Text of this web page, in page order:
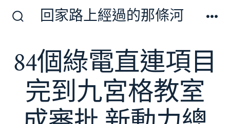
換
開
關
回家路上經過的那條河
84個綠電直連項目
完到九宮格教室